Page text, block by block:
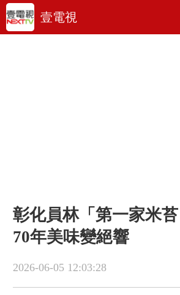
壹電視
彰化員林「第一家米
70年美味變絕響
2026-06-05 12:03:28